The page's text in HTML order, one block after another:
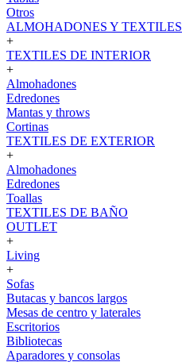
Otros
ALMOHADONES Y TEXTILES
+
TEXTILES DE INTERIOR
+
Almohadones
Edredones
Mantas y throws
Cortinas
TEXTILES DE EXTERIOR
+
Almohadones
Edredones
Toallas
TEXTILES DE BAÑO
OUTLET
+
Living
+
Sofas
Butacas y bancos largos
Mesas de centro y laterales
Escritorios
Bibliotecas
Aparadores y consolas